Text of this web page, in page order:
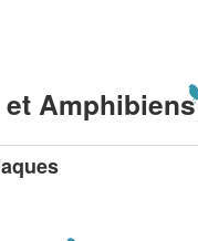
Amphibiens